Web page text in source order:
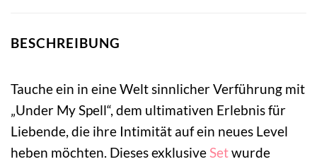
BESCHREIBUNG
Tauche ein in eine Welt sinnlicher Verführung mit
„Under My Spell“, dem ultimativen Erlebnis für
Liebende, die ihre Intimität auf ein neues Level
heben möchten. Dieses exklusive Setwurde